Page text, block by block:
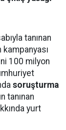
tanınan
kampanyası
100 milyon
soruşturma
tanınan
yurt